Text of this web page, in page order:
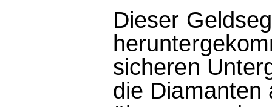
Dieser
sicheren
die Diamanten